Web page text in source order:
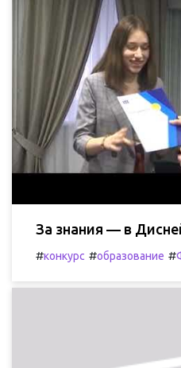
За знания — в
#конкурс #образование #